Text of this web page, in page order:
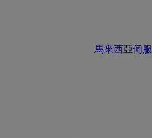
馬來西亞伺